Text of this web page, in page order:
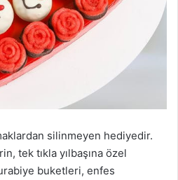
silinmeyen hediyedir.
tek tıkla yılbaşına özel
buketleri, enfes